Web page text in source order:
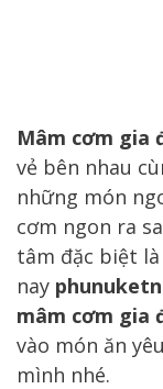
Mâm cơm gia
vẻ bên nhau
những món
cơm ngon ra
tâm đặc biệt
nay
mâm cơm gia
vào món ăn
mình nhé.